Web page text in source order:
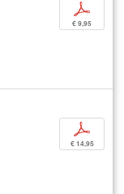
p
€ 9,95
p
€ 14,95